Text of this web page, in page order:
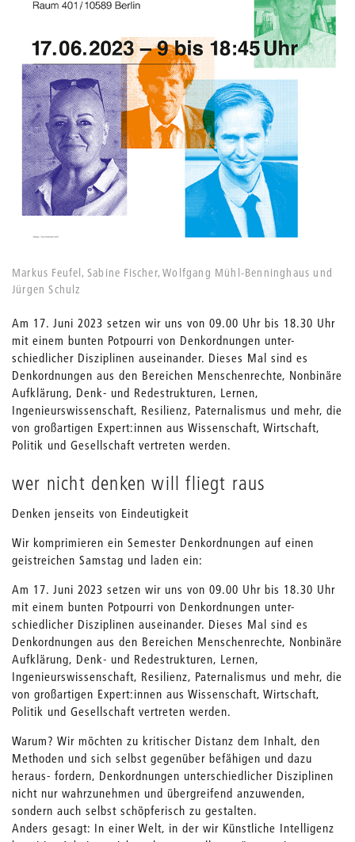
Markus Feufel, Sabine Fischer, Wolfgang Mühl-Benninghaus und
Jürgen Schulz
Am 17. Juni 2023 setzen wir uns von 09.00 Uhr bis 18.30 Uhr
mit einem bunten Potpourri von Denkordnungen unter-
schiedlicher Disziplinen auseinander. Dieses Mal sind es
Denkordnungen aus den Bereichen Menschenrechte, Nonbinäre
Aufklärung, Denk- und Redestrukturen, Lernen,
Ingenieurswissenschaft, Resilienz, Paternalismus und mehr, die
von großartigen Expert:innen aus Wissenschaft, Wirtschaft,
Politik und Gesellschaft vertreten werden.
wer nicht denken will fliegt raus
Denken jenseits von Eindeutigkeit
Wir komprimieren ein Semester Denkordnungen auf einen
geistreichen Samstag und laden ein:
Am 17. Juni 2023 setzen wir uns von 09.00 Uhr bis 18.30 Uhr
mit einem bunten Potpourri von Denkordnungen unter-
schiedlicher Disziplinen auseinander. Dieses Mal sind es
Denkordnungen aus den Bereichen Menschenrechte, Nonbinäre
Aufklärung, Denk- und Redestrukturen, Lernen,
Ingenieurswissenschaft, Resilienz, Paternalismus und mehr, die
von großartigen Expert:innen aus Wissenschaft, Wirtschaft,
Politik und Gesellschaft vertreten werden.
Warum? Wir möchten zu kritischer Distanz dem Inhalt, den
Methoden und sich selbst gegenüber befähigen und dazu
heraus- fordern, Denkordnungen unterschiedlicher Disziplinen
nicht nur wahrzunehmen und übergreifend anzuwenden,
sondern auch selbst schöpferisch zu gestalten.
Anders gesagt: In einer Welt, in der wir Künstliche Intelligenz